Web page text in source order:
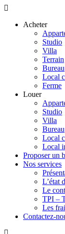
Acheter
Studio
Villa
Terrain
Bureau
Local
Ferme
Louer
Studio
Villa
Bureau
Local
Local
Proposer un
Nos services
L’état
Le
TPI –
Les
Contactez-